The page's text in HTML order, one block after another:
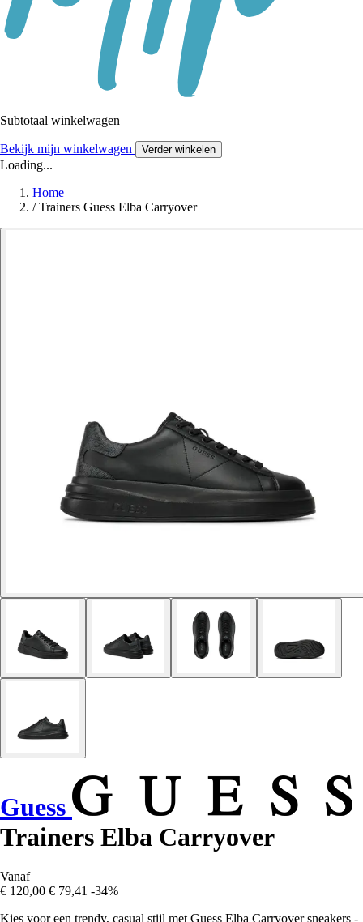
Subtotaal winkelwagen
Bekijk mijn winkelwagen Verder winkelen
Loading...
Home
/ Trainers Guess Elba Carryover
Guess
Trainers Elba Carryover
Vanaf
€ 120,00 € 79,41 -34%
Kies voor een trendy, casual stijl met Guess Elba Carryover sneakers -